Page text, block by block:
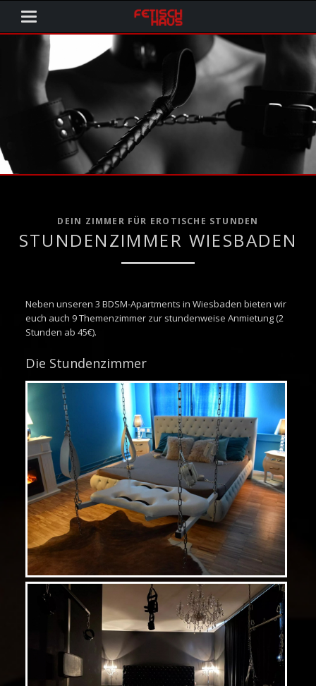
DEIN ZIMMER FÜR EROTISCHE STUNDEN
STUNDENZIMMER WIESBADEN
Neben unseren 3 BDSM-Apartments in Wiesbaden bieten wir
euch auch 9 Themenzimmer zur stundenweise Anmietung (2
Stunden ab 45€).
Die Stundenzimmer